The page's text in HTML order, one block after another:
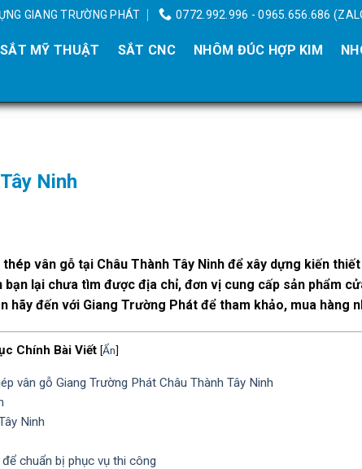
GIANG TRƯỜNG PHÁT 0772.992.996 - 0965.656.686
SẮT MỸ THUẬT SẮT CNC NHÔM ĐÚC HỢP KIM
Ninh
vân gỗ tại Châu Thành Tây Ninh để xây dựng kiến thiết
lại chưa tìm được địa chỉ, đơn vị cung cấp sản phẩm
hãy đến với Giang Trường Phát để tham khảo, mua hàng
Chính Bài Viết [Ẩn]
vân gỗ Giang Trường Phát Châu Thành Tây Ninh
Ninh
chuẩn bị phục vụ thi công